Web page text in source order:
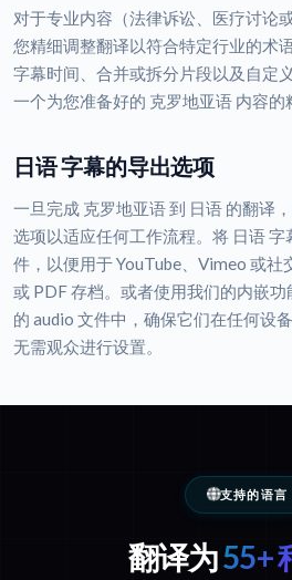
对于专业内容（法律诉讼、医疗讨论
您精细调整翻译以符合特定行业的术
字幕时间、合并或拆分片段以及自定
一个为您准备好的 克罗地亚语 内容的
日语 字幕的导出选项
一旦完成 克罗地亚语 到 日语 的翻译
选项以适应任何工作流程。将 日语 字
件，以便用于 YouTube、Vimeo 或
或 PDF 存档。或者使用我们的内嵌
的 audio 文件中，确保它们在任何设
无需观众进行设置。
支持的语言
翻译为55+